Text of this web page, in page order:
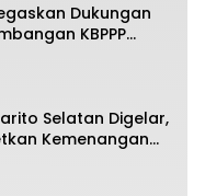
Dukungan
KBPPP
Selatan Digelar,
Kemenangan
Mendatang